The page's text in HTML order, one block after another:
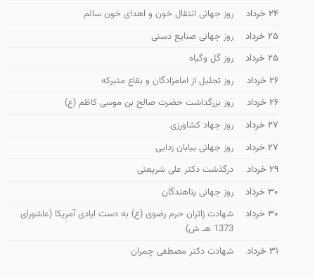
۲۴ خرداد
روز جهانی انتقال خون و اهدای خون سالم
۲۵ خرداد
روز جهانی صنایع دستی
۲۵ خرداد
روز گل وگیاه
۲۶ خرداد
روز تجلیل از امامزادگان و بقاع متبرکه
۲۶ خرداد
روز بزرگداشت حضرت صالح بن موسی كاظم (ع)
۲۷ خرداد
روز جهاد کشاورزی
۲۷ خرداد
روز جهانی بیابان زدایی
۲۹ خرداد
درگذشت دکتر علی شریعتی
۳۰ خرداد
روز جهانی پناهندگان
۳۰ خرداد
شهادت زائران حرم رضوی (ع) به دست ایادی آمریكا (عاشورای
1373 هـ ش)
۳۱ خرداد
شهادت دکتر مصطفی چمران